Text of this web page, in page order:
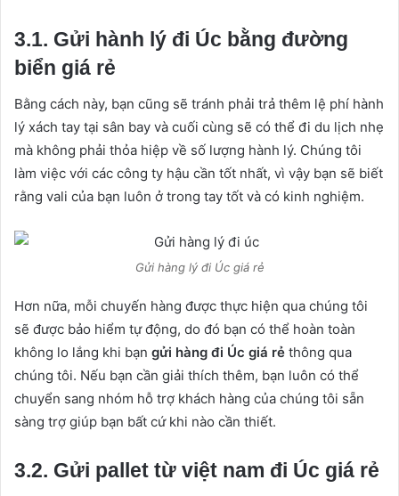
3.1. Gửi hành lý đi Úc bằng đường
biển giá rẻ
Bằng cách này, bạn cũng sẽ tránh phải trả thêm lệ phí hành
lý xách tay tại sân bay và cuối cùng sẽ có thể đi du lịch nhẹ
mà không phải thỏa hiệp về số lượng hành lý. Chúng tôi
làm việc với các công ty hậu cần tốt nhất, vì vậy bạn sẽ biết
rằng vali của bạn luôn ở trong tay tốt và có kinh nghiệm.
Gửi hàng lý đi Úc giá rẻ
Hơn nữa, mỗi chuyến hàng được thực hiện qua chúng tôi
sẽ được bảo hiểm tự động, do đó bạn có thể hoàn toàn
không lo lắng khi bạn gửi hàng đi Úc giá rẻ thông qua
chúng tôi. Nếu bạn cần giải thích thêm, bạn luôn có thể
chuyển sang nhóm hỗ trợ khách hàng của chúng tôi sẵn
sàng trợ giúp bạn bất cứ khi nào cần thiết.
3.2. Gửi pallet từ việt nam đi Úc giá rẻ